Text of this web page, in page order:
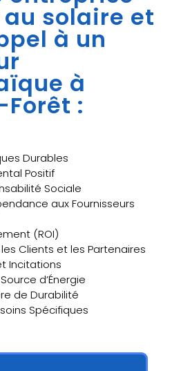
solaire et
à un
à
:
Durables
Positif
Sociale
aux Fournisseurs
(ROI)
Clients et les Partenaires
Incitations
d’Énergie
de Durabilité
Spécifiques